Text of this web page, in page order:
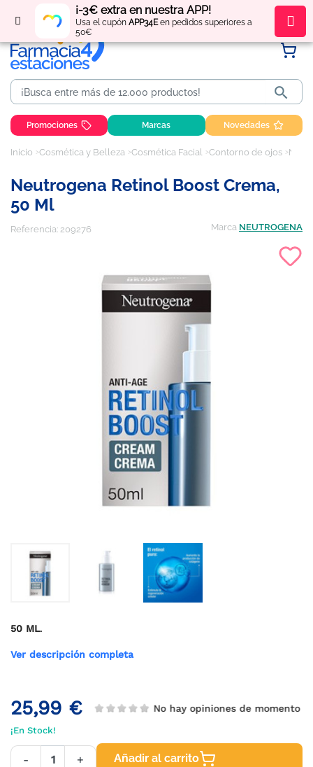
¡-3€ extra en nuestra APP!
Usa el cupón APP34Een pedidos superiores a
50€
Regístratey obténpuntos por tus compras

Promociones Marcas Novedades
Inicio Cosmética y Belleza Cosmética Facial Contorno de ojos
Neutrogena Retinol Boost Crema,
50 Ml
Referencia: 209276 Marca NEUTROGENA
50 ML.
Ver descripción completa
25,99 € No hay opiniones de momento
¡En Stock!
- + Añadir al carrito